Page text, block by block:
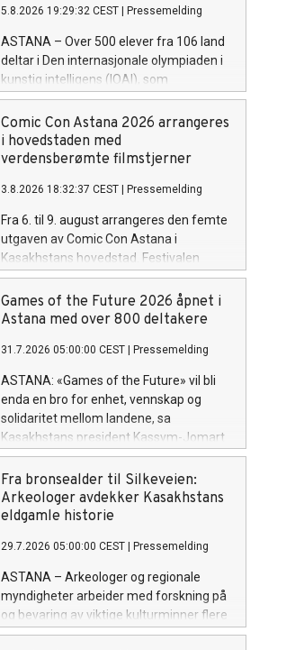
5.8.2026 19:29:32 CEST Pressemelding
ASTANA – Over 500 elever fra 106 land
deltar i Den internasjonale olympiaden i
kunstig intelligens (IOAI), som
arrangeres i Astana fra 2. til 8. august.
Vertskapet brukes av Kasakhstan til å
vise landets ambisjon om å bli en av
Eurasias ledende AI-økonomier.
Comic Con Astana 2026 arrangeres
i hovedstaden med
verdensberømte filmstjerner
3.8.2026 18:32:37 CEST Pressemelding
Fra 6. til 9. august arrangeres den femte
utgaven av Comic Con Astana i
Kasakhstans hovedstad. Festivalen
samler fans av film, serier, tegneserier,
dataspill, anime og annen moderne
kultur fra hele verden.
Games of the Future 2026 åpnet i
Astana med over 800 deltakere
31.7.2026 05:00:00 CEST Pressemelding
ASTANA: «Games of the Future» vil bli
enda en bro for enhet, vennskap og
solidaritet mellom landene, sa
Kasakhstans president Kassym-Jomart
Tokayev da han åpnet den
internasjonale turneringen i Astana 29.
juli.
Fra bronsealder til Silkeveien:
Arkeologer avdekker Kasakhstans
eldgamle historie
29.7.2026 05:00:00 CEST Pressemelding
ASTANA – Arkeologer og regionale
myndigheter arbeider med forskning på
og bevaring av viktige kulturminner flere
steder i Kasakhstan. Fra